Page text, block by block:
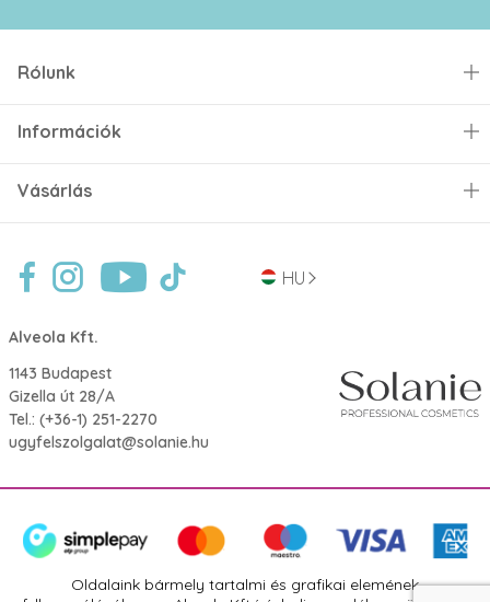
HU
Alveola Kft.
1143 Budapest
Gizella út 28/A
Tel.: (+36-1) 251-2270
ugyfelszolgalat@solanie.hu
Rólunk
Információk
Vásárlás
Oldalaink bármely tartalmi és grafikai elemének